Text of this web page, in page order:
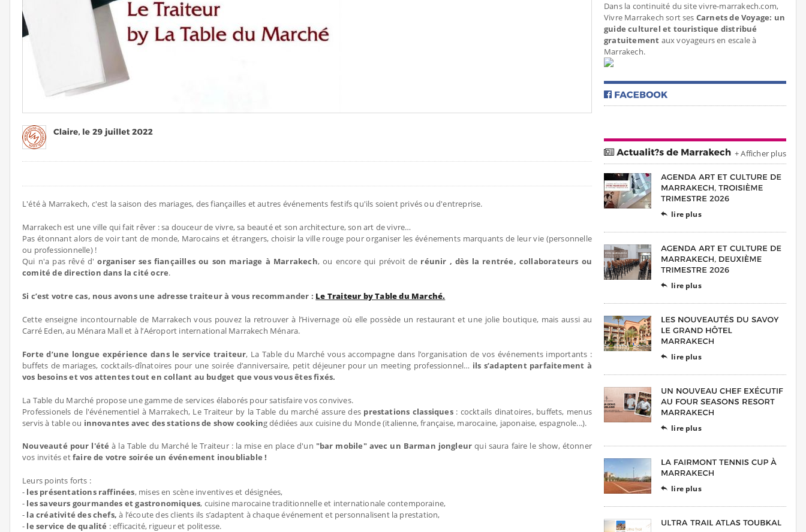
L'été à Marrakech, c'est la saison des mariages, des fiançailles et autres événements festifs qu'ils soient privés ou d'entreprise.
Marrakech est une ville qui fait rêver : sa douceur de vivre, sa beauté et son architecture, son art de vivre…
Pas étonnant alors de voir tant de monde, Marocains et étrangers, choisir la ville rouge pour organiser les événements marquants de leur vie (personnelle
ou professionnelle) !
Qui n'a pas rêvé d'organiser ses fiançailles ou son mariage à Marrakech, ou encore qui prévoit de réunir , dès la rentrée, collaborateurs ou
comité de direction dans la cité ocre.
Si c’est votre cas, nous avons une adresse traiteur à vous recommander : Le Traiteur by Table du Marché.
Cette enseigne incontournable de Marrakech vous pouvez la retrouver à l’Hivernage où elle possède un restaurant et une jolie boutique, mais aussi au
Carré Eden, au Ménara Mall et à l’Aéroport international Marrakech Ménara.
Forte d’une longue expérience dans le service traiteur, La Table du Marché vous accompagne dans l’organisation de vos événements importants :
buffets de mariages, cocktails-dînatoires pour une soirée d’anniversaire, petit déjeuner pour un meeting professionnel… ils s’adaptent parfaitement à
vos besoins et vos attentes tout en collant au budget que vous vous êtes fixés.
La Table du Marché propose une gamme de services élaborés pour satisfaire vos convives.
Professionels de l'événementiel à Marrakech, Le Traiteur by la Table du marché assure des prestations classiques: cocktails dinatoires, buffets, menus
servis à table ou innovantes avec des stations de show cooking dédiées aux cuisine du Monde (italienne, française, marocaine, japonaise, espagnole...).
Nouveauté pour l'été à la Table du Marché le Traiteur : la mise en place d'un "bar mobile" avec un Barman jongleur qui saura faire le show, étonner
vos invités etfaire de votre soirée un événement inoubliable !
Leurs points forts :
- les présentations raffinées, mises en scène inventives et désignées,
- les saveurs gourmandes et gastronomiques, cuisine marocaine traditionnelle et internationale contemporaine,
- la créativité des chefs,à l’écoute des clients ils s’adaptent à chaque événement et personnalisent la prestation,
- le service de qualité : efficacité, rigueur et politesse.
Dans la continuité du site vivre-marrakech.com,
Vivre Marrakech sort ses Carnets de Voyage: un
guide culturel et touristique distribué
gratuitement aux voyageurs en escale à
Marrakech.
+ Afficher plus
 lire plus
 lire plus
 lire plus
 lire plus
 lire plus